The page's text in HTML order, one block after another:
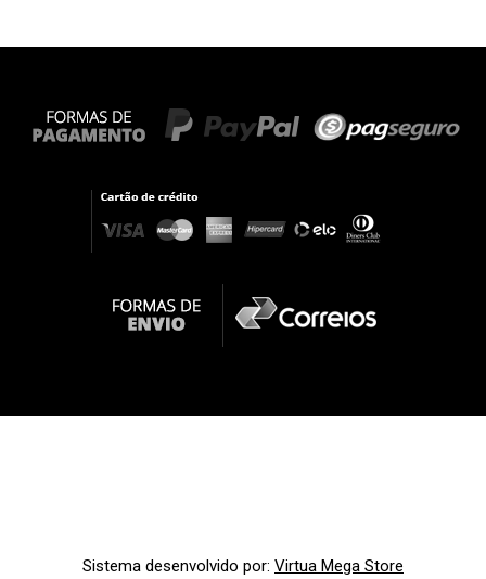
Sistema desenvolvido por: Virtua Mega Store